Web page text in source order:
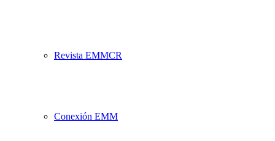
Revista EMMCR
Conexión EMM